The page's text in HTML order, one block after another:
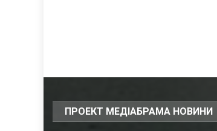
ПРОЕКТ МЕДІАБРАМА НОВИНИ